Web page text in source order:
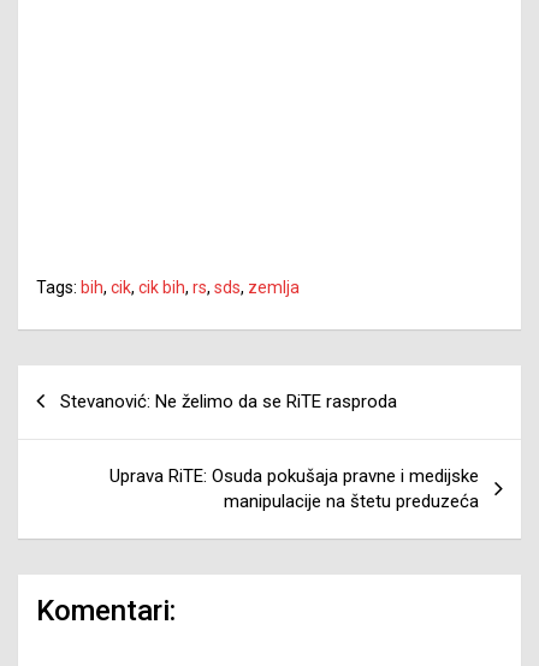
Tags: bih, cik, cik bih, rs, sds, zemlja
Stevanović: Ne želimo da se RiTE rasproda
Uprava RiTE: Osuda pokušaja pravne i medijske
manipulacije na štetu preduzeća
Komentari: